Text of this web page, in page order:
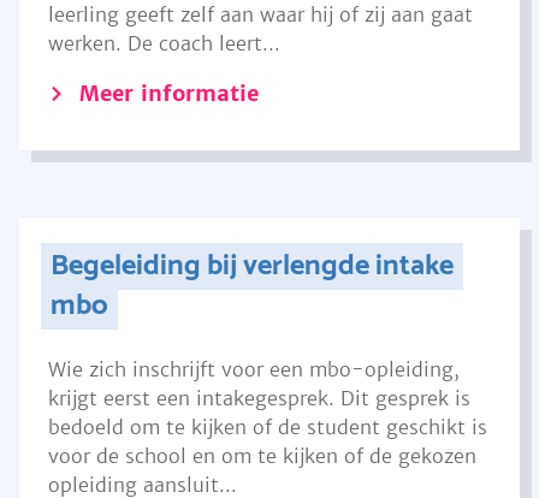
leerling geeft zelf aan waar hij of zij aan gaat
werken. De coach leert...
Meer informatie
Begeleiding bij verlengde intake
mbo
Wie zich inschrijft voor een mbo-opleiding,
krijgt eerst een intakegesprek. Dit gesprek is
bedoeld om te kijken of de student geschikt is
voor de school en om te kijken of de gekozen
opleiding aansluit...